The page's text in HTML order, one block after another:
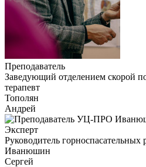
Преподаватель
Заведующий отделением скорой
терапевт
Тополян
Андрей
Эксперт
Руководитель горноспасательных
Иванюшин
Сергей